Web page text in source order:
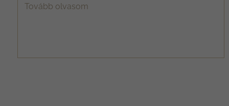
Tovább olvasom